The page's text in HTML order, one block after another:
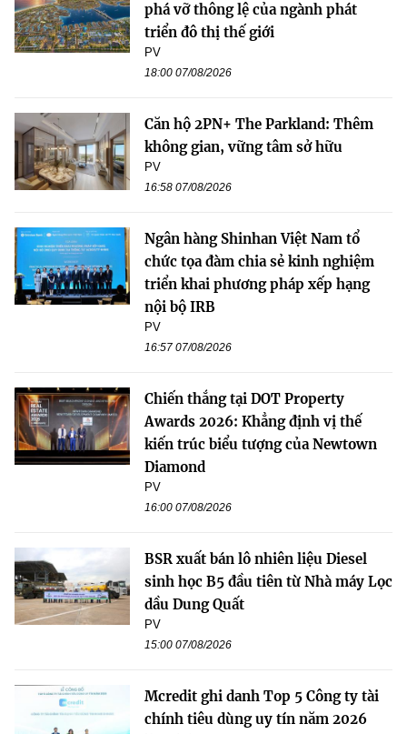
phá vỡ thông lệ của ngành phát
triển đô thị thế giới
PV
18:00 07/08/2026
Căn hộ 2PN+ The Parkland: Thêm
không gian, vững tâm sở hữu
PV
16:58 07/08/2026
Ngân hàng Shinhan Việt Nam tổ
chức tọa đàm chia sẻ kinh nghiệm
triển khai phương pháp xếp hạng
nội bộ IRB
PV
16:57 07/08/2026
Chiến thắng tại DOT Property
Awards 2026: Khẳng định vị thế
kiến trúc biểu tượng của Newtown
Diamond
PV
16:00 07/08/2026
BSR xuất bán lô nhiên liệu Diesel
sinh học B5 đầu tiên từ Nhà máy Lọc
dầu Dung Quất
PV
15:00 07/08/2026
Mcredit ghi danh Top 5 Công ty tài
chính tiêu dùng uy tín năm 2026